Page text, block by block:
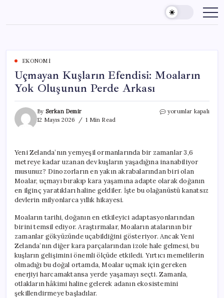
content
EKONOMI
Uçmayan Kuşların Efendisi: Moaların
Yok Oluşunun Perde Arkası
By Serkan Demir
12 Mayıs 2026
1 Min Read
Uçmayan
Oluşunun
Perde
Arkası
için
yorumlar kapalı
Yeni Zelanda’nın yemyeşil ormanlarında bir zamanlar 3,6
metreye kadar uzanan dev kuşların yaşadığına inanabiliyor
musunuz? Dinozorların en yakın akrabalarından biri olan
Moalar, uçmayı bırakıp kara yaşamına adapte olarak doğanın
en ilginç yaratıkları haline geldiler. İşte bu olağanüstü kanatsız
devlerin milyonlarca yıllık hikayesi.
Moaların tarihi, doğanın en etkileyici adaptasyonlarından
birini temsil ediyor. Araştırmalar, Moaların atalarının bir
zamanlar gökyüzünde uçabildiğini gösteriyor. Ancak Yeni
Zelanda’nın diğer kara parçalarından izole hale gelmesi, bu
kuşların gelişimini önemli ölçüde etkiledi. Yırtıcı memelilerin
olmadığı bu doğal ortamda, Moalar uçmak için gereken
enerjiyi harcamaktansa yerde yaşamayı seçti. Zamanla,
otlakların hâkimi haline gelerek adanın ekosistemini
şekillendirmeye başladılar.